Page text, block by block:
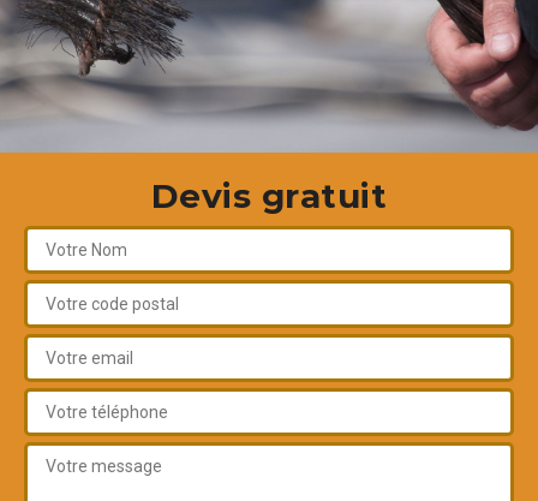
Devis gratuit